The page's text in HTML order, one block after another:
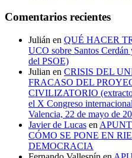
Comentarios recientes
Julián en QUÉ HACER
UCO sobre Santos
del PSOE)
Julian en CRISIS DEL
FRACASO DEL
CIVILIZATORIO (extracto
el X Congreso
Valencia, 22 de mayo de
Javier de Lucas en
CÓMO SE PONE EN
DEMOCRACIA